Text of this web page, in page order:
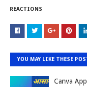
REACTIONS
YOU MAY LIKE THESE
Canva